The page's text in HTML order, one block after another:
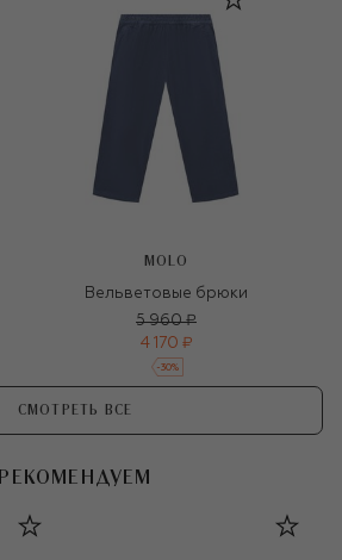
MOLO
Вельветовые брюки
5 960 ₽
4 170 ₽
-30%
СМОТРЕТЬ ВСЕ
РЕКОМЕНДУЕМ